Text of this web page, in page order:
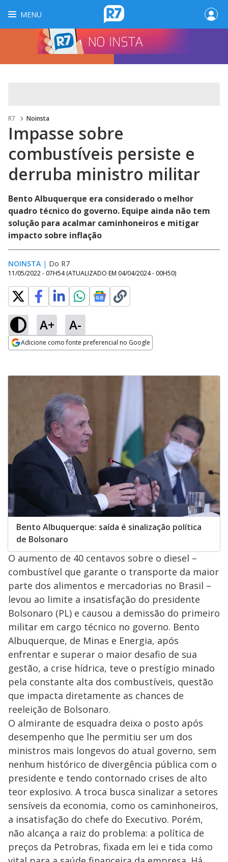
MENU
R7 Noinsta
Impasse sobre
combustíveis persiste e
derruba ministro militar
Bento Albuquerque era considerado o melhor
quadro técnico do governo. Equipe ainda não tem
solução para acalmar caminhoneiros e mitigar
impacto sobre inflação
NOINSTA | Do R7
11/05/2022 - 07H54 (ATUALIZADO EM 04/04/2024 - 00H50)
A+ A-
Adicione como fonte preferencial no Google
Bento Albuquerque: saída é sinalização política
de Bolsonaro
O aumento de 40 centavos sobre o diesel –
combustível que garante o transporte da maior
parte dos alimentos e mercadorias no Brasil –
levou ao limite a insatisfação do presidente
Bolsonaro (PL) e causou a demissão do primeiro
militar em cargo técnico no governo. Bento
Albuquerque, de Minas e Energia, após
enfrentar e superar o maior desafio de sua
gestão, a crise hídrica, teve o prestígio minado
pela constante alta dos combustíveis, questão
que impacta diretamente as chances de
reeleição de Bolsonaro.
O almirante de esquadra deixa o posto após
desempenho que lhe permitiu ser um dos
ministros mais longevos do atual governo, sem
nenhum histórico de divergência pública com o
presidente e tendo contornado crises de alto
teor explosivo. A troca busca sinalizar a setores
sensíveis da economia, como os caminhoneiros,
a insatisfação do chefe do Executivo. Porém,
não alcança a raiz do problema: a política de
preços da Petrobras, fixada em lei e tida como